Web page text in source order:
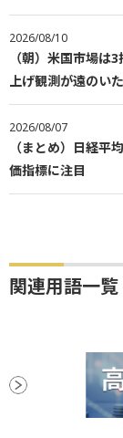
2026/08/10
（朝）米国市場
上げ観測が遠のい
2026/08/07
（まとめ）日経
価指標に注目
関連用語一覧